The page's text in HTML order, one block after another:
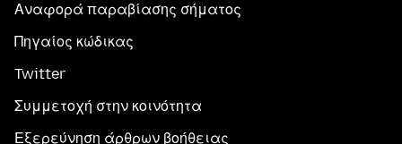
Αναφορά παραβίασης σήματος
Πηγαίος κώδικας
Twitter
Συμμετοχή στην κοινότητα
Εξερεύνηση άρθρων βοήθειας